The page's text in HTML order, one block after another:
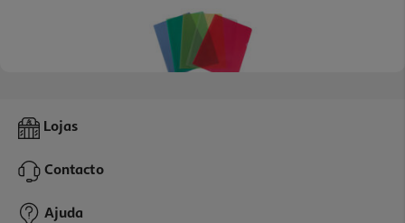
Capa Polipropileno A4 115 Microns Cores Sortidas
0,59 €
Lojas
Contacto
Ajuda